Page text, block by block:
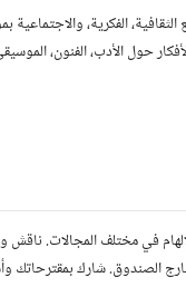
الفكرية،
حول الأدب، الفنون،
في مختلف المجالات. ناقش
الصندوق. شارك بمقترحاتك